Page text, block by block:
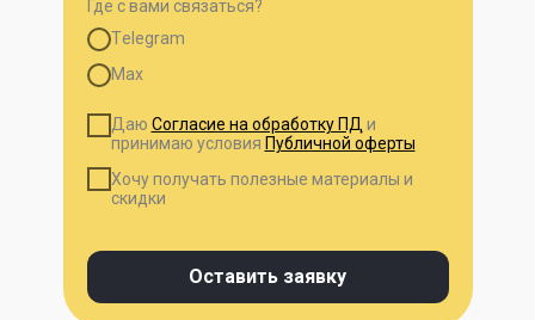
Где с вами связаться?
Тelegram
Мах
Даю Согласие на обработку ПД и
принимаю условия Публичной оферты
Хочу получать полезные материалы и
скидки
Оставить заявку